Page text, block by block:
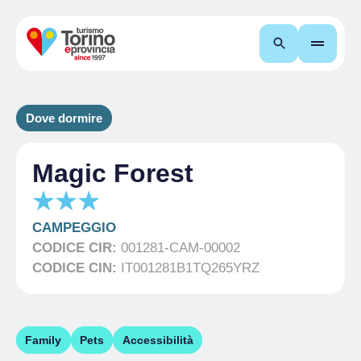
Cerca
Dove dormire
Magic Forest
CAMPEGGIO
CODICE CIR: 001281-CAM-00002
CODICE CIN: IT001281B1TQ265YRZ
Family Pets Accessibilità